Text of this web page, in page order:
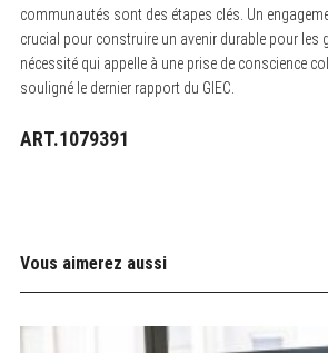
communautés sont des étapes clés. Un
crucial pour construire un avenir durable pour les
nécessité qui appelle à une prise de conscience
souligné le dernier rapport du GIEC.
ART.1079391
Vous aimerez aussi